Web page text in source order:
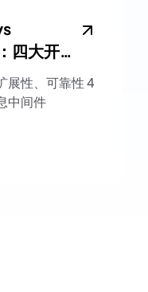
四大开源
展性、可靠性 4
中间件